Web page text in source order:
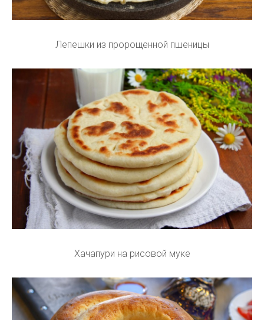
Лепешки из пророщенной пшеницы
Хачапури на рисовой муке